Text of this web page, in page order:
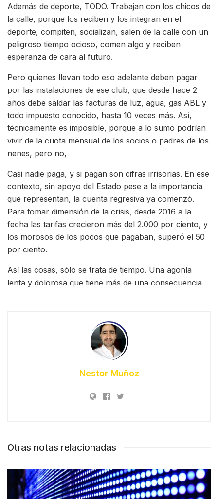
Además de deporte, TODO. Trabajan con los chicos de
la calle, porque los reciben y los integran en el
deporte, compiten, socializan, salen de la calle con un
peligroso tiempo ocioso, comen algo y reciben
esperanza de cara al futuro.
Pero quienes llevan todo eso adelante deben pagar
por las instalaciones de ese club, que desde hace 2
años debe saldar las facturas de luz, agua, gas ABL y
todo impuesto conocido, hasta 10 veces más. Así,
técnicamente es imposible, porque a lo sumo podrían
vivir de la cuota mensual de los socios o padres de los
nenes, pero no,
Casi nadie paga, y si pagan son cifras irrisorias. En ese
contexto, sin apoyo del Estado pese a la importancia
que representan, la cuenta regresiva ya comenzó.
Para tomar dimensión de la crisis, desde 2016 a la
fecha las tarifas crecieron más del 2.000 por ciento, y
los morosos de los pocos que pagaban, superó el 50
por ciento.
Así las cosas, sólo se trata de tiempo. Una agonía
lenta y dolorosa que tiene más de una consecuencia.
Nestor Muñoz
Otras notas relacionadas